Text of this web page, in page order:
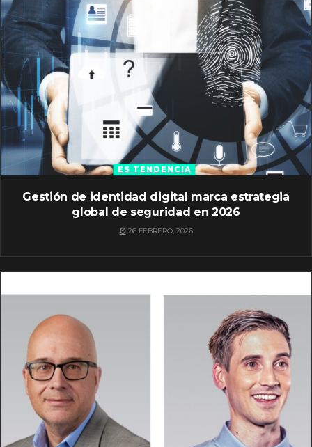
ES TENDENCIA
Gestión de identidad digital marca estrategia
global de seguridad en 2026
26 FEBRERO, 2026